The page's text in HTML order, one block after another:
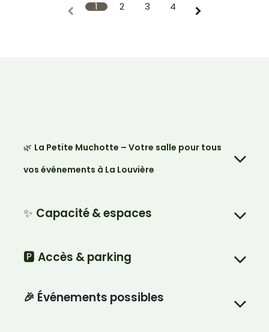
1 2 3 4
🌿 La Petite Muchotte – Votre salle pour tous
vos événements à La Louvière
✨ Capacité & espaces
🅿️ Accès & parking
🎉 Événements possibles